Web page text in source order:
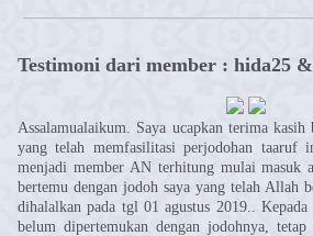
Testimoni dari member : hida25
Assalamualaikum. Saya ucapkan terima
yang telah memfasilitasi perjodohan taaruf
menjadi member AN terhitung mulai masuk
bertemu dengan jodoh saya yang telah Allah
dihalalkan pada tgl 01 agustus 2019..
belum dipertemukan dengan jodohnya, tetap